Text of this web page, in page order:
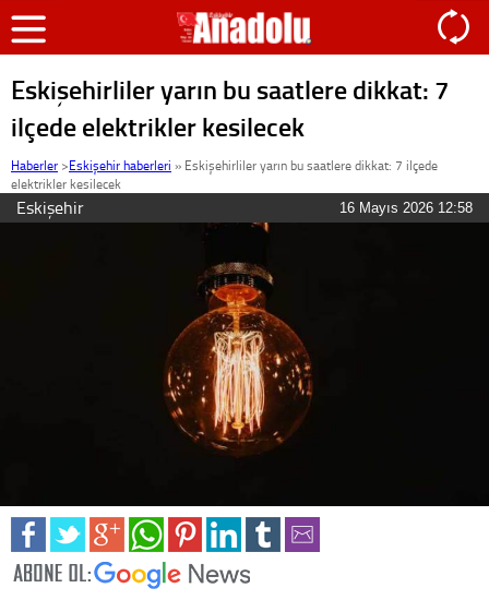
Eskişehirliler yarın bu saatlere dikkat: 7
ilçede elektrikler kesilecek
Haberler >Eskişehir haberleri » Eskişehirliler yarın bu saatlere dikkat: 7 ilçede
elektrikler kesilecek
Eskişehir 16 Mayıs 2026 12:58